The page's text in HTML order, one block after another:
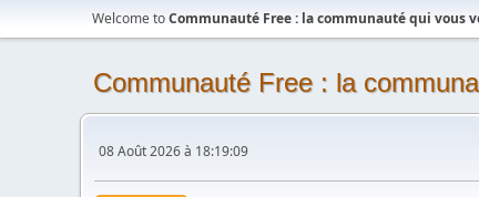
Welcome toCommunauté Free : la communauté qui vous
Communauté Free : la
08 Août 2026 à 18:19:09